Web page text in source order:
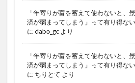
「年寄りが富を蓄えて使わないと、
済が弱まってしまう」って有り得な
に dabo_gc より
「年寄りが富を蓄えて使わないと、
済が弱まってしまう」って有り得な
に ちりとて より